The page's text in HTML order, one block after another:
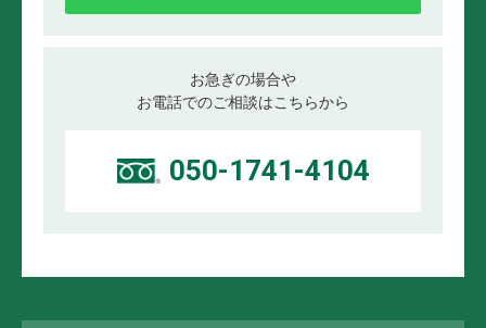
お急ぎの場合や
お電話でのご相談はこちらから
050-1741-4104